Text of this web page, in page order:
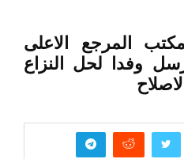
المرجع الاعلى
وفدا لحل النزاع